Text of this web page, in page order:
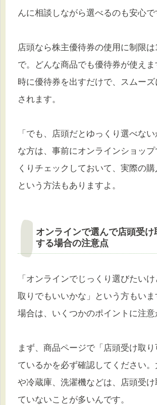
んに相談しながら選べるのも安心で
店頭なら株主優待券の使用に制限は
で。どんな商品でも優待券が使え
時に優待券を出すだけで、スムーズ
されます。
「でも、店頭だとゆっくり選べな
な方は、事前にオンラインショッ
くりチェックしておいて、実際の購
という方法もありますよ。
オンラインで選んで店頭受け
する場合の注意点
「オンラインでじっくり選びたい
取りでもいいかな」という方もい
場合は、いくつかのポイントに注意
まず、商品ページで「店頭受け取
ているかを必ず確認してください
や冷蔵庫、洗濯機などは、店頭受け
ていないことが多いんです。